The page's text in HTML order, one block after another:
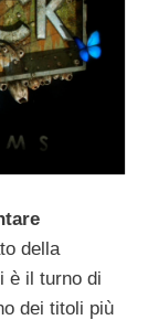
della
è il turno di
dei titoli più